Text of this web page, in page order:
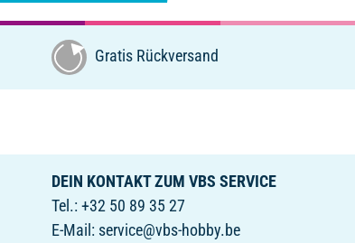
Gratis Rückversand
DEIN KONTAKT ZUM VBS SERVICE
Tel.: +32 50 89 35 27
E-Mail: service@vbs-hobby.be